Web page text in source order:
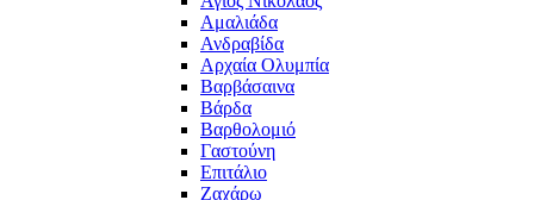
Αμαλιάδα
Ανδραβίδα
Αρχαία Ολυμπία
Βαρβάσαινα
Βάρδα
Βαρθολομιό
Γαστούνη
Επιτάλιο
Ζαχάρω